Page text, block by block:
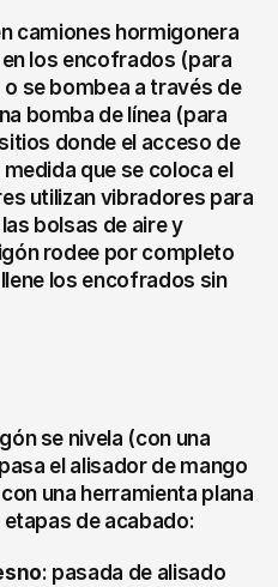
camiones hormigonera
los encofrados (para
se bombea a través de
bomba de línea (para
donde el acceso de
que se coloca el
utilizan vibradores para
bolsas de aire y
rodee por completo
los encofrados sin
se nivela (con una
el alisador de mango
una herramienta plana
de acabado:
: pasada de alisado